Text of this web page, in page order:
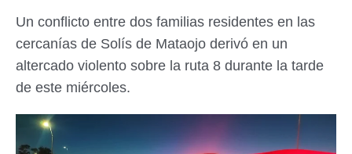
Un conflicto entre dos familias residentes en las
cercanías de Solís de Mataojo derivó en un
altercado violento sobre la ruta 8 durante la tarde
de este miércoles.